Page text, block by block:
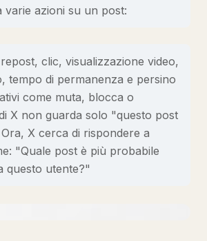
varie azioni su un post:
clic, visualizzazione video,
tempo di permanenza e persino
come muta, blocca o
X non guarda solo "questo post
X cerca di rispondere a
"Quale post è più probabile
questo utente?"